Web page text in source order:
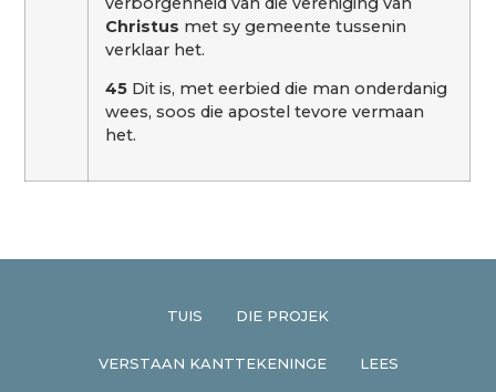
Christus met sy gemeente tussenin
verklaar het.
45 Dit is, met eerbied die man onderdanig
wees, soos die apostel tevore vermaan
het.
TUIS DIE PROJEK
VERSTAAN KANTTEKENINGE LEES